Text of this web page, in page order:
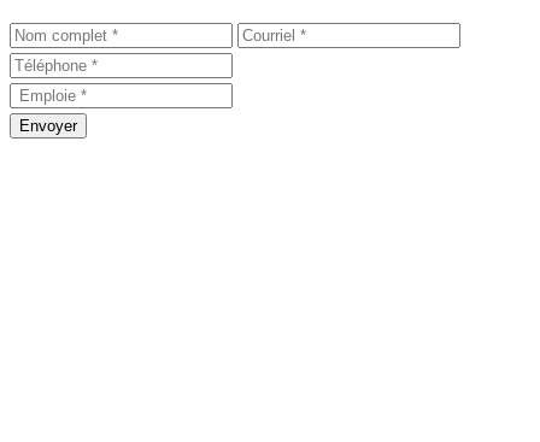
Envoyer